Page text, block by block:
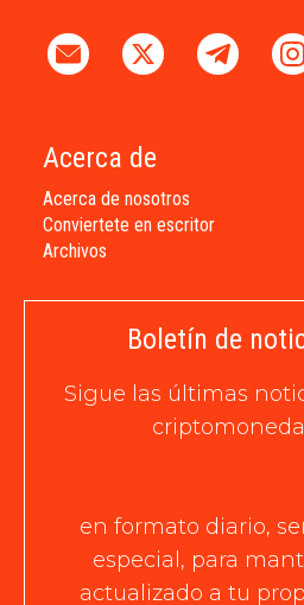
Acerca de
Acerca de nosotros
Conviertete en escritor
Archivos
Boletín de
Sigue las últimas
en formato diario,
especial, para
actualizado a tu